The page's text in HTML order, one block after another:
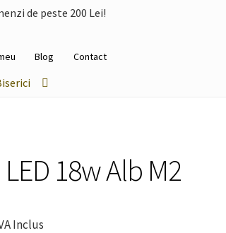
de peste 200 Lei!
Blog Contact
18w Alb M2
Inclus